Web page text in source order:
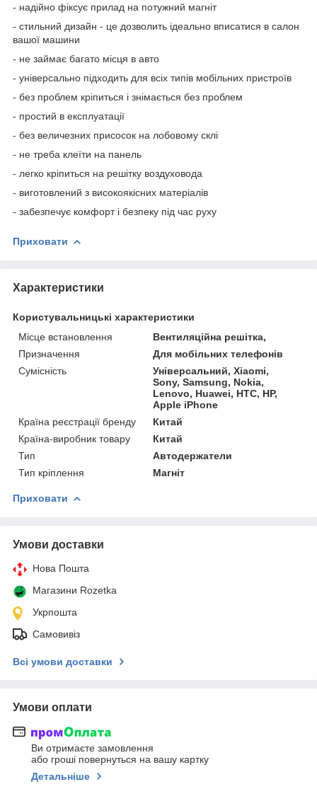
- надійно фіксує прилад на потужний магніт
- стильний дизайн - це дозволить ідеально вписатися в салон
вашої машини
- не займає багато місця в авто
- універсально підходить для всіх типів мобільних пристроїв
- без проблем кріпиться і знімається без проблем
- простий в експлуатації
- без величезних присосок на лобовому склі
- не треба клеїти на панель
- легко кріпиться на решітку воздуховода
- виготовлений з високоякісних матеріалів
- забезпечує комфорт і безпеку під час руху
Приховати
Характеристики
Користувальницькі характеристики
Місце встановлення
Вентиляційна решітка,
Призначення
Для мобільних телефонів
Сумісність
Універсальний, Xiaomi,
Sony, Samsung, Nokia,
Lenovo, Huawei, HTC, HP,
Apple iPhone
Країна реєстрації бренду
Китай
Країна-виробник товару
Китай
Тип
Автодержатели
Тип кріплення
Магніт
Приховати
Умови доставки
Нова Пошта
Магазини Rozetka
Укрпошта
Самовивіз
Всі умови доставки
Умови оплати
Ви отримаєте замовлення
або гроші повернуться на вашу картку
Детальніше